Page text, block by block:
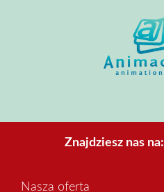
Znajdziesz nas na:
Nasza oferta